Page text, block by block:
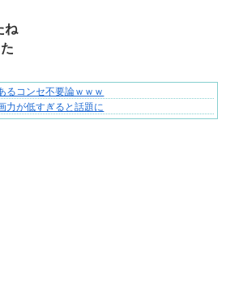
ね
なんかじゃない。
るコンセ不要論ｗｗｗ
力が低すぎると話題に